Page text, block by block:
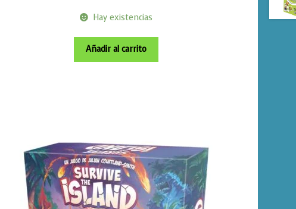
Hay existencias
Añadir al carrito